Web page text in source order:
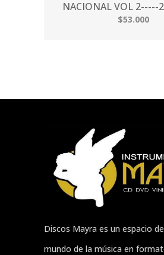
NACIONAL VOL 2-----
$53.000
Discos Mayra es un espacio
mundo de la música en